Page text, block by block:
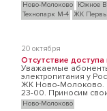
Ново-Молоково Южное
Технопарк М-4 ЖК
20 октября
Отсутствие
Уважаемые
электропитания у
ЖК Ново-Молоково.
23-00. Приносим
Ново-Молоково